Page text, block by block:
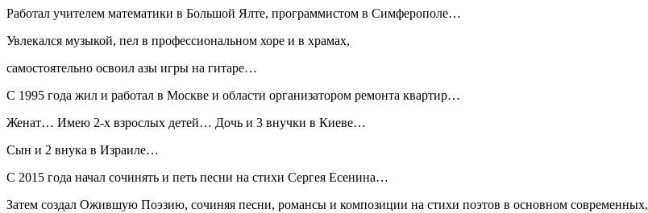
Работал учителем математики в Большой Ялте, программистом в Симферополе…
Увлекался музыкой, пел в профессиональном хоре и в храмах,
самостоятельно освоил азы игры на гитаре…
С 1995 года жил и работал в Москве и области организатором ремонта квартир…
Женат… Имею 2-х взрослых детей… Дочь и 3 внучки в Киеве…
Сын и 2 внука в Израиле…
С 2015 года начал сочинять и петь песни на стихи Сергея Есенина…
Затем создал Ожившую Поэзию, сочиняя песни, романсы и композиции на стихи поэтов в основном современных,